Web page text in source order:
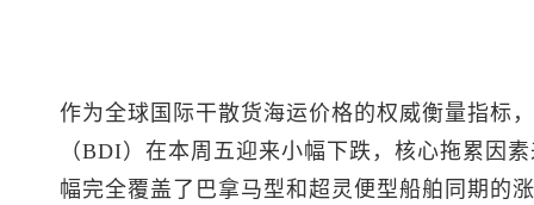
作为全球国际干散货海运价格的权威衡量指标
（BDI）在本周五迎来小幅下跌，核心拖累因
幅完全覆盖了巴拿马型和超灵便型船舶同期的